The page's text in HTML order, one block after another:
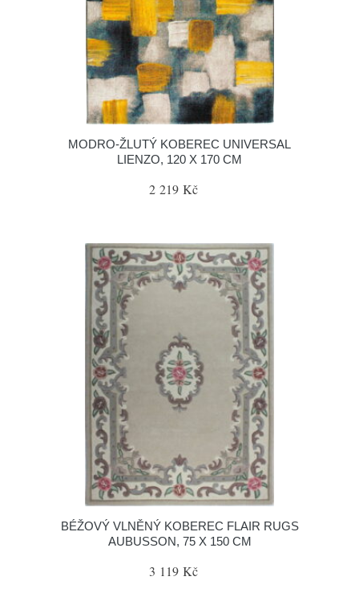
MODRO-ŽLUTÝ KOBEREC UNIVERSAL
LIENZO, 120 X 170 CM
2 219 Kč
BÉŽOVÝ VLNĚNÝ KOBEREC FLAIR RUGS
AUBUSSON, 75 X 150 CM
3 119 Kč